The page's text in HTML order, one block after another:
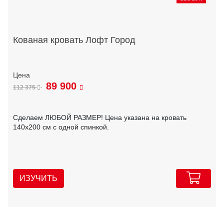
Кованая кровать Лофт Город
112 375 89 900
Сделаем ЛЮБОЙ РАЗМЕР! Цена указана на кровать
140х200 см с одной спинкой.
ИЗУЧИТЬ